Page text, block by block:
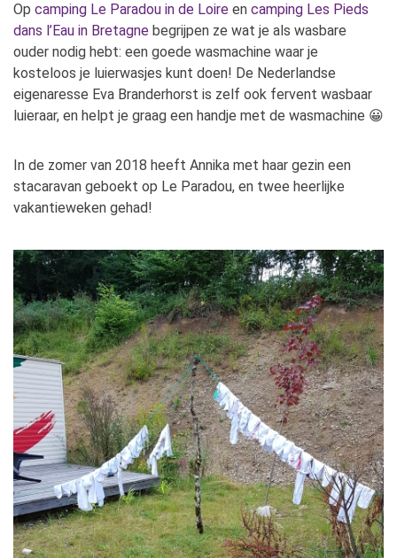
Op camping Le Paradou in de Loire en camping Les Pieds
dans l’Eau in Bretagne begrijpen ze wat je als wasbare
ouder nodig hebt: een goede wasmachine waar je
kosteloos je luierwasjes kunt doen! De Nederlandse
eigenaresse Eva Branderhorst is zelf ook fervent wasbaar
luieraar, en helpt je graag een handje met de wasmachine 😀
In de zomer van 2018 heeft Annika met haar gezin een
stacaravan geboekt op Le Paradou, en twee heerlijke
vakantieweken gehad!